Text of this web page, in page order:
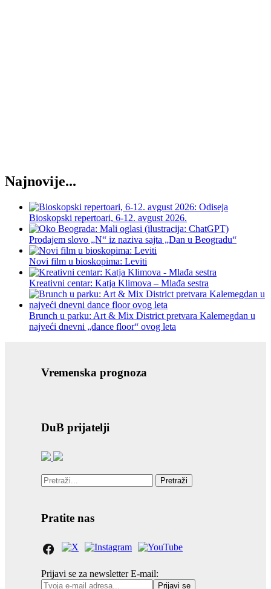
Najnovije...
Bioskopski repertoari, 6-12. avgust 2026.
Prodajem slovo „N“ iz naziva sajta „Dan u Beogradu“
Novi film u bioskopima: Leviti
Kreativni centar: Katja Klimova – Mlađa sestra
Brunch u parku: Art & Mix District pretvara Kalemegdan u
najveći dnevni „dance floor“ ovog leta
Vremenska prognoza
DuB prijatelji
Pretraži
Pratite nas
Prijavi se za newsletterE-mail: